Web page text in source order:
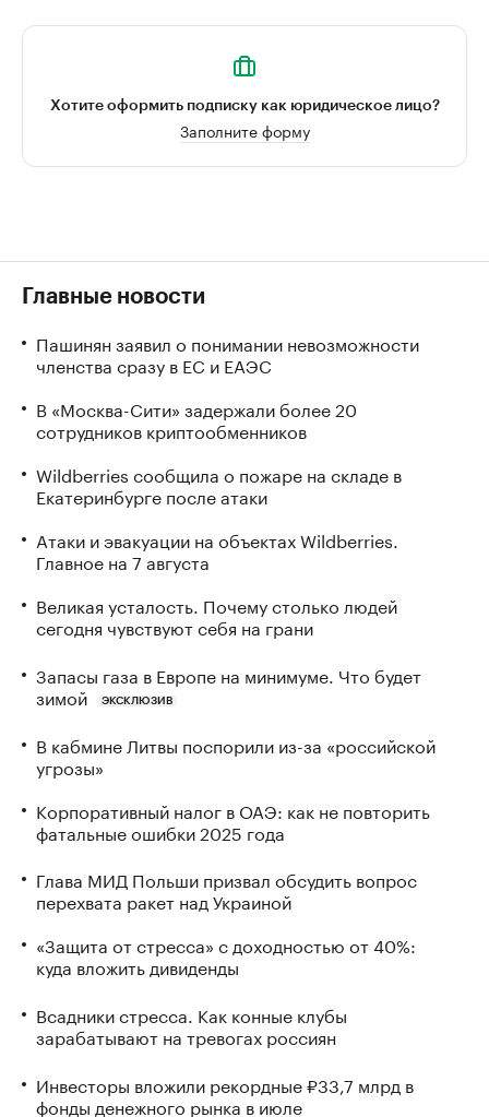
Хотите оформить подписку как юридическое лицо?
Заполните форму
Главные новости
Пашинян заявил о понимании невозможности
членства сразу в ЕС и ЕАЭС
В «Москва-Сити» задержали более 20
сотрудников криптообменников
Wildberries сообщила о пожаре на складе в
Екатеринбурге после атаки
Атаки и эвакуации на объектах Wildberries.
Главное на 7 августа
Великая усталость. Почему столько людей
сегодня чувствуют себя на грани
Запасы газа в Европе на минимуме. Что будет
зимой
ЭКСКЛЮЗИВ
В кабмине Литвы поспорили из-за «российской
угрозы»
Корпоративный налог в ОАЭ: как не повторить
фатальные ошибки 2025 года
Глава МИД Польши призвал обсудить вопрос
перехвата ракет над Украиной
«Защита от стресса» с доходностью от 40%:
куда вложить дивиденды
Всадники стресса. Как конные клубы
зарабатывают на тревогах россиян
Инвесторы вложили рекордные ₽33,7 млрд в
фонды денежного рынка в июле